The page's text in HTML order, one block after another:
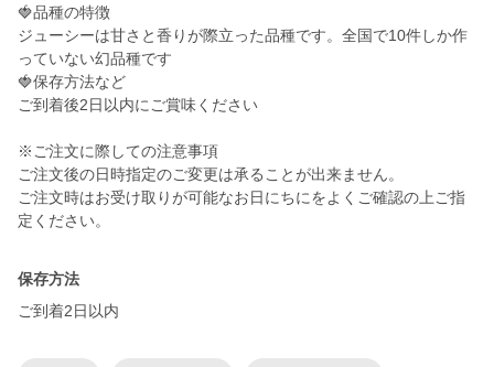
🍓品種の特徴
ジューシーは甘さと香りが際立った品種です。全国で10件しか作
っていない幻品種です
🍓保存方法など
ご到着後2日以内にご賞味ください
※ご注文に際しての注意事項
ご注文後の日時指定のご変更は承ることが出来ません。
ご注文時はお受け取りが可能なお日にちにをよくご確認の上ご指
定ください。
保存方法
ご到着2日以内